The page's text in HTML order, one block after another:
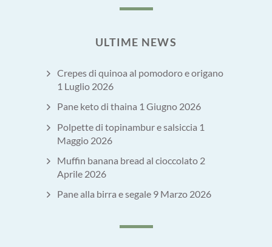
ULTIME NEWS
Crepes di quinoa al pomodoro e origano
1 Luglio 2026
Pane keto di thaina 1 Giugno 2026
Polpette di topinambur e salsiccia 1
Maggio 2026
Muffin banana bread al cioccolato 2
Aprile 2026
Pane alla birra e segale 9 Marzo 2026